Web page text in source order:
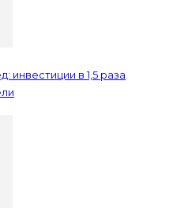
инвестиции в 1,5 раза